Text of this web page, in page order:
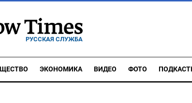
РУССКАЯ СЛУЖБА
ЭКОНОМИКА ВИДЕО ФОТО